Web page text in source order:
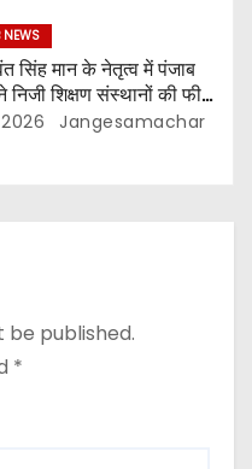
NEWS
सिंह मान के नेतृत्व में पंजाब
निजी शिक्षण संस्थानों की फीस
विधेयक-2026 को
Jangesamachar
be published.
*